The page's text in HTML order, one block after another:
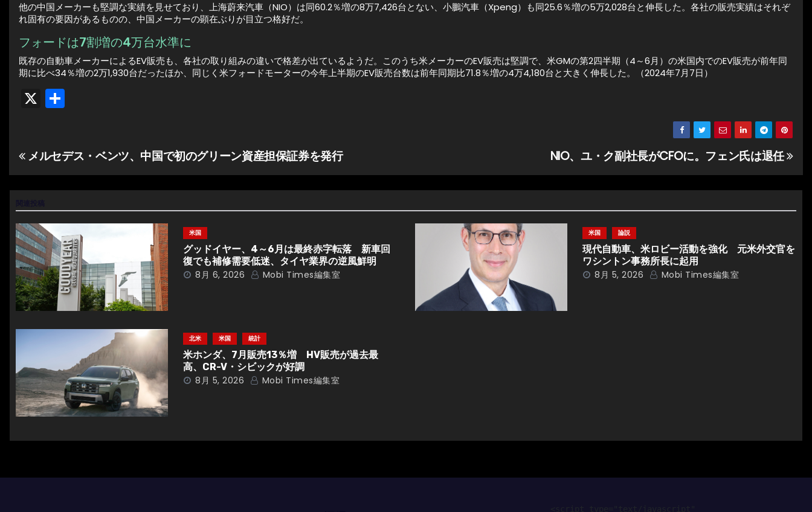
他の中国メーカーも堅調な実績を見せており、上海蔚来汽車（NIO）は同60.2％増の8万7,426台とない、小鵬汽車（Xpeng）も同25.6％増の5万2,028台と伸長した。各社の販売実績はそれぞ
れ固有の要因があるものの、中国メーカーの顕在ぶりが目立つ格好だ。
フォードは7割増の4万台水準に
既存の自動車メーカーによるEV販売も、各社の取り組みの違いで格差が出ているようだ。このうち米メーカーのEV販売は堅調で、米GMの第2四半期（4～6月）の米国内でのEV販売が前年同
期に比べ34％増の2万1,930台だったほか、同じく米フォードモーターの今年上半期のEV販売台数は前年同期比71.8％増の4万4,180台と大きく伸長した。（2024年7月7日）
X
投
稿
ナ
ビ
ゲ
ー
シ
ョ
ン
NIO、ユ・ク副社長がCFOに。フェン氏は退任
メルセデス・ベンツ、中国で初のグリーン資産担保証券を発行
米国
グッドイヤー、4～6月は最終赤字転落 新車回
復でも補修需要低迷、タイヤ業界の逆風鮮明
8月 6, 2026 Mobi Times編集室
米国 論説
現代自動車、米ロビー活動を強化 元米外交官を
ワシントン事務所長に起用
8月 5, 2026 Mobi Times編集室
北米 米国 統計
米ホンダ、7月販売13％増 HV販売が過去最
高、CR-V・シビックが好調
8月 5, 2026 Mobi Times編集室